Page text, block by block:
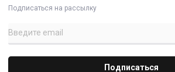
Подписаться на рассылку